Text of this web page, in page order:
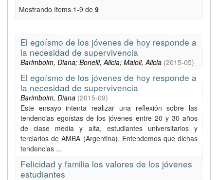
Mostrando ítems 1-9 de 9
El egoísmo de los jóvenes de hoy responde a
la necesidad de supervivencia
Barimboim, Diana; Bonelli, Alicia; Maioli, Alicia (2015-05)
El egoísmo de los jóvenes de hoy responde a
la necesidad de supervivencia
Barimboim, Diana (2015-09)
Este ensayo intenta realizar una reflexión sobre las
tendencias egoístas de los jóvenes entre 20 y 30 años
de clase media y alta, estudiantes universitarios y
terciarios de AMBA (Argentina). Entendemos que dichas
tendencias ...
Felicidad y familia los valores de los jóvenes
estudiantes